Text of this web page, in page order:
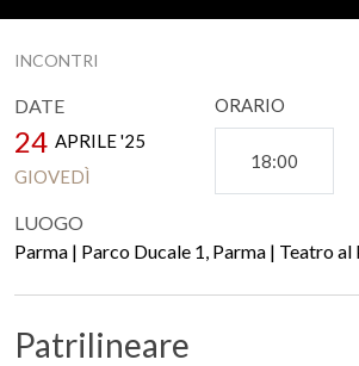
INCONTRI
DATE
24 APRILE '25
GIOVEDÌ
ORARIO
18:00
LUOGO
Parma | Parco Ducale 1, Parma | Teatro al
Patrilineare